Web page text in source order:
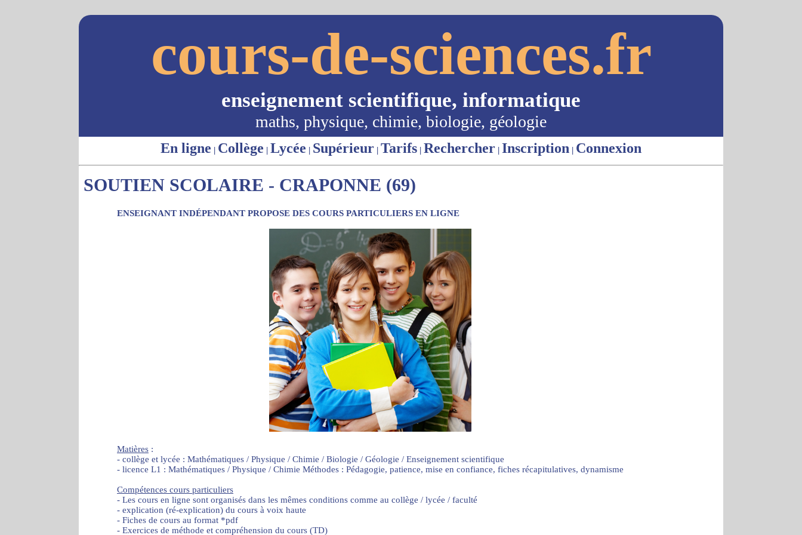
cours-de-sciences.fr
enseignement scientifique, informatique
maths, physique, chimie, biologie, géologie
En ligne | Collège | Lycée | Supérieur | Tarifs | Rechercher | Inscription | Connexion
SOUTIEN SCOLAIRE - CRAPONNE (69)
ENSEIGNANT INDÉPENDANT PROPOSE DES COURS PARTICULIERS EN LIGNE
Matières :
- collège et lycée : Mathématiques / Physique / Chimie / Biologie / Géologie / Enseignement scientifique
- licence L1 : Mathématiques / Physique / Chimie Méthodes : Pédagogie, patience, mise en confiance, fiches récapitulatives, dynamisme
Compétences cours particuliers
- Les cours en ligne sont organisés dans les mêmes conditions comme au collège / lycée / faculté
- explication (ré-explication) du cours à voix haute
- Fiches de cours au format *pdf
- Exercices de méthode et compréhension du cours (TD)